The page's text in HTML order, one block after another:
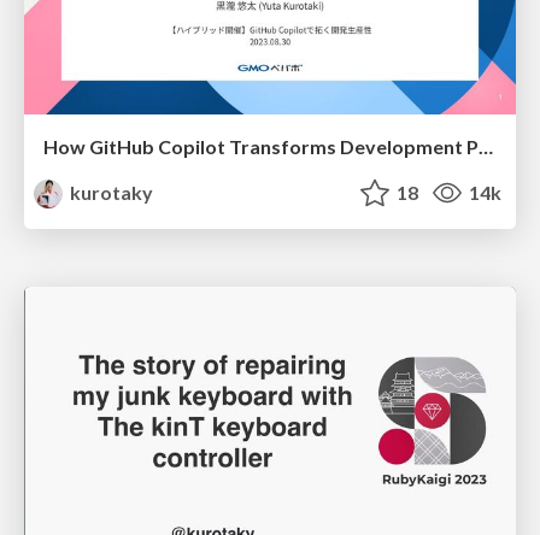
How GitHub Copilot Transforms Development Productivity
kurotaky
18 14k